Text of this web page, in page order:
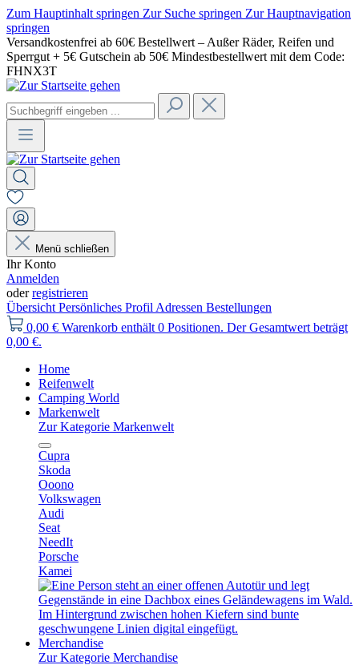
Zum Hauptinhalt springen Zur Suche springen Zur Hauptnavigation
springen
Versandkostenfrei ab 60€ Bestellwert – Außer Räder, Reifen und
Sperrgut + 5€ Gutschein ab 50€ Mindestbestellwert mit dem Code:
FHNX3T
Menü schließen
Ihr Konto
Anmelden
oderregistrieren
Übersicht Persönliches Profil Adressen Bestellungen
0,00 € Warenkorb enthält 0 Positionen. Der Gesamtwert beträgt
0,00 €.
Home
Reifenwelt
Camping World
Markenwelt
Zur Kategorie Markenwelt
Cupra
Skoda
Ooono
Volkswagen
Audi
Seat
NeedIt
Porsche
Kamei
Merchandise
Zur Kategorie Merchandise